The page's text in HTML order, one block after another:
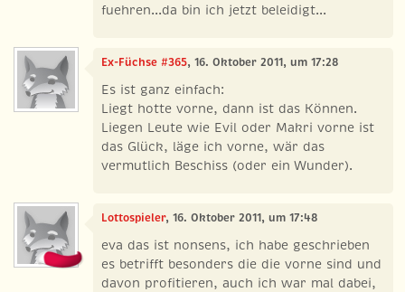
fuehren...da bin ich jetzt beleidigt...
Ex-Füchse #365, 16. Oktober 2011, um 17:28
Es ist ganz einfach:
Liegt hotte vorne, dann ist das Können.
Liegen Leute wie Evil oder Makri vorne ist
das Glück, läge ich vorne, wär das
vermutlich Beschiss (oder ein Wunder).
Lottospieler, 16. Oktober 2011, um 17:48
eva das ist nonsens, ich habe geschrieben
es betrifft besonders die die vorne sind und
davon profitieren, auch ich war mal dabei,